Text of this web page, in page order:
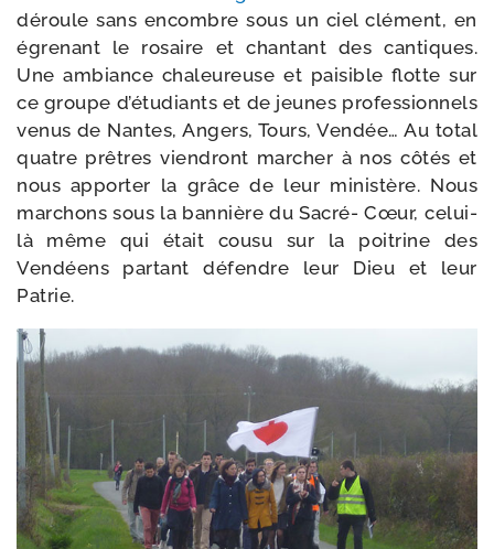
déroule sans encombre sous un ciel clé­ment, en
égre­nant le rosaire et chan­tant des can­tiques.
Une ambiance cha­leu­reuse et pai­sible flotte sur
ce groupe d’é­tu­diants et de jeunes pro­fes­sion­nels
venus de Nantes, Angers, Tours, Vendée… Au total
quatre prêtres vien­dront mar­cher à nos côtés et
nous appor­ter la grâce de leur minis­tère. Nous
mar­chons sous la ban­nière du Sacré- Cœur, celui-​
là même qui était cou­su sur la poi­trine des
Vendéens par­tant défendre leur Dieu et leur
Patrie.